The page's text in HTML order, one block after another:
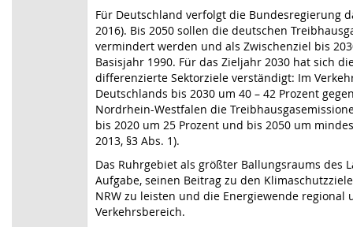
Für Deutschland verfolgt die Bundesregierung
2016). Bis 2050 sollen die deutschen
vermindert werden und als Zwischenziel bis
Basisjahr 1990. Für das Zieljahr 2030 hat sich
differenzierte Sektorziele verständigt: Im
Deutschlands bis 2030 um 40 – 42 Prozent
Nordrhein-Westfalen die
bis 2020 um 25 Prozent und bis 2050 um
2013, §3 Abs. 1).
Das Ruhrgebiet als größter Ballungsraums des
Aufgabe, seinen Beitrag zu den
NRW zu leisten und die Energiewende regional
Verkehrsbereich.